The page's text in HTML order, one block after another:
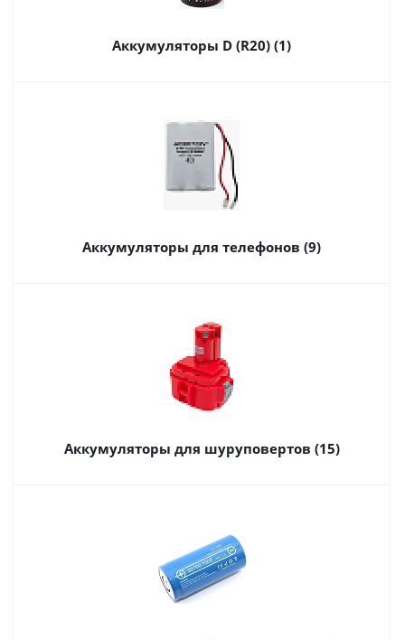
Аккумуляторы D (R20) (1)
Аккумуляторы для телефонов (9)
Аккумуляторы для шуруповертов (15)